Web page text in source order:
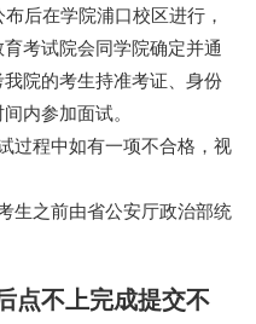
后在学院浦口校区进行，
考试院会同学院确定并通
院的考生持准考证、身份
内参加面试。
过程中如有一项不合格，视
生之前由省公安厅政治部统
点不上完成提交不